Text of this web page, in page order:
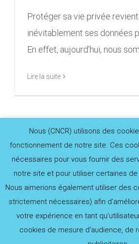
Protéger sa vie privée
inévitablement ses données
En effet, aujourd’hui, nous
Lire la suite
© Copyright 2020 -2026 | site
Informatique| Tous droits
Mentions légales|Politique de
Fournisseurs| Politique de
Notice relative aux
Nous (CNCR) utilisons des
fonctionnement de notre site. Ces
nécessaires pour vous fournir des
notre site et pour utiliser certaines
Nous aimerions également utiliser des
strictement nécessaires) afin
votre expérience en tant
cookies de mesure d'audience, de